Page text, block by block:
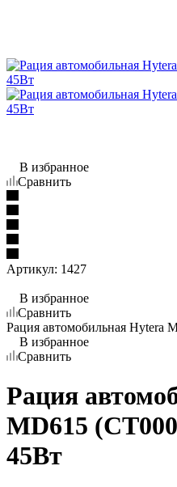
В избранное
Сравнить
Артикул: 1427
В избранное
Сравнить
Рация автомобильная Hytera
В избранное
Сравнить
Рация
MD615
45Вт